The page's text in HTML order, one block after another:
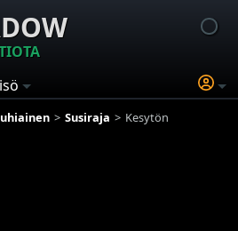
Susiraja Kesytön